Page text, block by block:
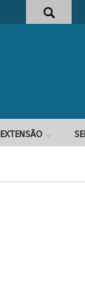
EXTENSÃO